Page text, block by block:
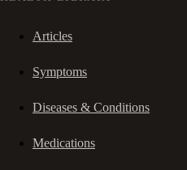
Articles
Symptoms
Diseases & Conditions
Medications